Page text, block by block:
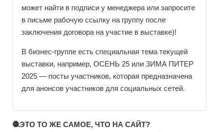
может найти в подписи у менеджера или запросите
в письме рабочую ссылку на группу после
заключения договора на участие в выставке)!
В бизнес-группе есть специальная тема текущей
выставки, например, ОСЕНЬ 25 или ЗИМА ПИТЕР
2025 — посты участников, которая предназначена
для анонсов участников для социальных сетей.
🧶ЭТО ТО ЖЕ САМОЕ, ЧТО НА САЙТ?